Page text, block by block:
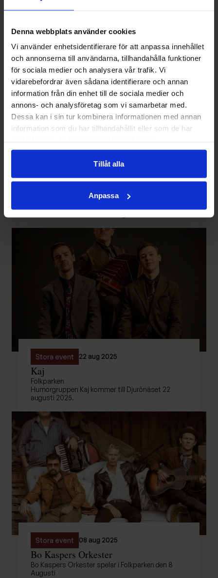
Denna webbplats använder cookies
Vi använder enhetsidentifierare för att anpassa innehållet
och annonserna till användarna, tillhandahålla funktioner
för sociala medier och analysera vår trafik. Vi
vidarebefordrar även sådana identifierare och annan
information från din enhet till de sociala medier och
annons- och analysföretag som vi samarbetar med.
Dessa kan i sin tur kombinera informationen med annan
information som du har tillhandahållit eller som de har
Tillåt alla
Anpassa
28 feb 2026
Från Aladdin till Elsa är en färgsprakande
familjeföreställning fylld med magi och musik.
Konst & kultur Restaurang
Stora event
Anders Ekborg - En stilla jul
Stora event 22 aug 2025
Kaj
Folkparken
Humorgruppen Kaj kommer till Djurönäset 22
augusti 2025.
Stora event 08 aug 2025
Bo Kaspers Orkester
Bo Kaspers Orkester spelar i Folkparken den 8
Augusti